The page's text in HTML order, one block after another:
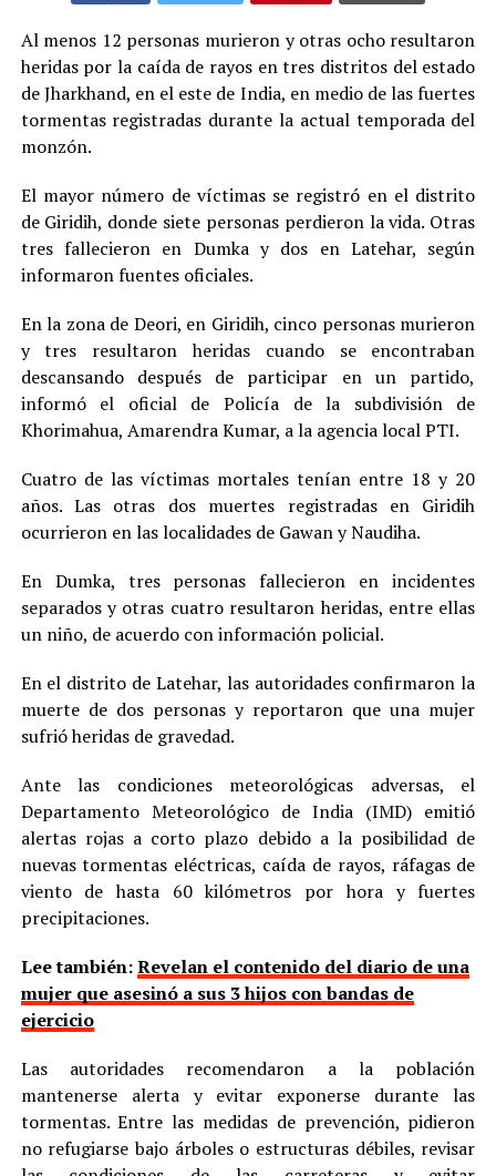
Al menos 12 personas murieron y otras ocho resultaron
heridas por la caída de rayos en tres distritos del estado
de Jharkhand, en el este de India, en medio de las fuertes
tormentas registradas durante la actual temporada del
monzón.
El mayor número de víctimas se registró en el distrito
de Giridih, donde siete personas perdieron la vida. Otras
tres fallecieron en Dumka y dos en Latehar, según
informaron fuentes oficiales.
En la zona de Deori, en Giridih, cinco personas murieron
y tres resultaron heridas cuando se encontraban
descansando después de participar en un partido,
informó el oficial de Policía de la subdivisión de
Khorimahua, Amarendra Kumar, a la agencia local PTI.
Cuatro de las víctimas mortales tenían entre 18 y 20
años. Las otras dos muertes registradas en Giridih
ocurrieron en las localidades de Gawan y Naudiha.
En Dumka, tres personas fallecieron en incidentes
separados y otras cuatro resultaron heridas, entre ellas
un niño, de acuerdo con información policial.
En el distrito de Latehar, las autoridades confirmaron la
muerte de dos personas y reportaron que una mujer
sufrió heridas de gravedad.
Ante las condiciones meteorológicas adversas, el
Departamento Meteorológico de India (IMD) emitió
alertas rojas a corto plazo debido a la posibilidad de
nuevas tormentas eléctricas, caída de rayos, ráfagas de
viento de hasta 60 kilómetros por hora y fuertes
precipitaciones.
Lee también:Revelan el contenido del diario de una
mujer que asesinó a sus 3 hijos con bandas de
ejercicio
Las autoridades recomendaron a la población
mantenerse alerta y evitar exponerse durante las
tormentas. Entre las medidas de prevención, pidieron
no refugiarse bajo árboles o estructuras débiles, revisar